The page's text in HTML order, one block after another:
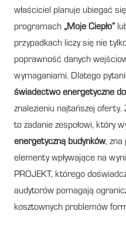
właściciel planuje ubiegać
programach „Moje Ciepło”
przypadkach liczy się nie
poprawność danych
wymaganiami. Dlatego
świadectwo energetyczne
znalezieniu najtańszej oferty.
to zadanie zespołowi, który
energetyczną budynków, zna
elementy wpływające na
PROJEKT, którego
audytorów pomagają
kosztownych problemów